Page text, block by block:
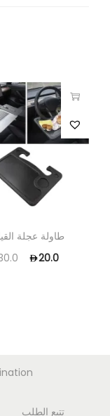
طاولة عجلة
20.0
تتبع الطلب